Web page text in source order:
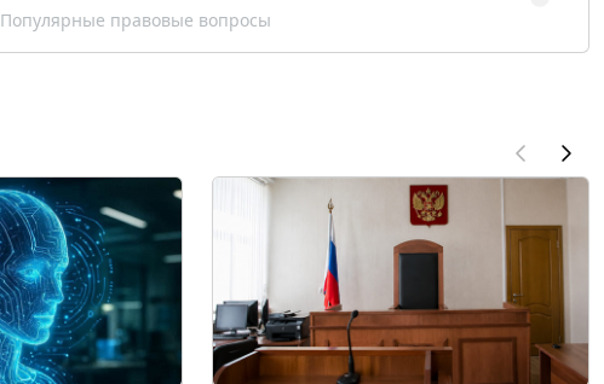
Популярные правовые вопросы